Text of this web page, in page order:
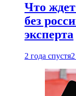
Что
без
эксперта
2 года спустя